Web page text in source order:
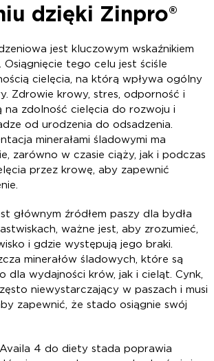
dzięki Zinpro®
jest kluczowym wskaźnikiem
tego celu jest ściśle
cielęcia, na którą wpływa ogólny
Zdrowie krowy, stres, odporność i
na zdolność cielęcia do rozwoju i
od urodzenia do odsadzenia.
minerałami śladowymi ma
zarówno w czasie ciąży, jak i podczas
przez krowę, aby zapewnić
głównym źródłem paszy dla bydła
ważne jest, aby zrozumieć,
i gdzie występują jego braki.
minerałów śladowych, które są
dla wydajności krów, jak i cieląt. Cynk,
niewystarczający w paszach i musi
zapewnić, że stado osiągnie swój
4 do diety stada poprawia